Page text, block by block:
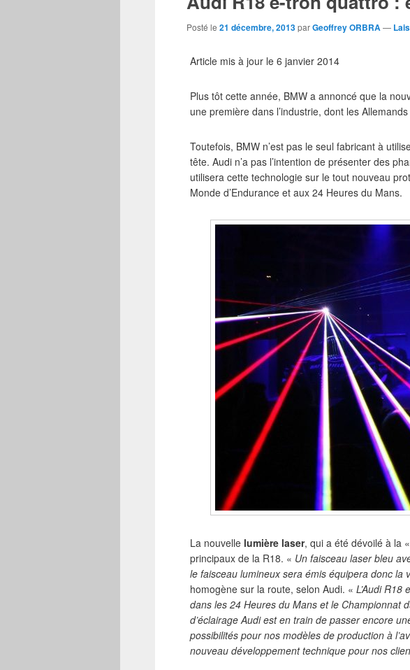
Posté le 21 décembre, 2013parGeoffrey ORBRA —
Article mis à jour le 6 janvier 2014
Plus tôt cette année, BMW a annoncé que la
une première dans l’industrie, dont les
Toutefois, BMW n’est pas le seul fabricant à
tête. Audi n’a pas l’intention de présenter des
utilisera cette technologie sur ​​le tout nouveau
Monde d’Endurance et aux 24 Heures du Mans.
La nouvelle lumière laser, qui a été dévoilé à la
principaux de la R18. « Un faisceau laser bleu
le faisceau lumineux sera émis équipera donc la
homogène sur la route, selon Audi. « L’Audi
dans les 24 Heures du Mans et le Championnat
d’éclairage Audi est en train de passer encore
possibilités pour nos modèles de production à
nouveau développement technique pour nos